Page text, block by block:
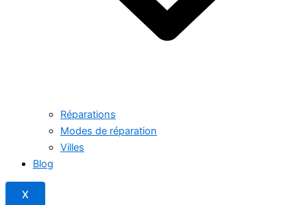
Réparations
Modes de réparation
Villes
Blog
X